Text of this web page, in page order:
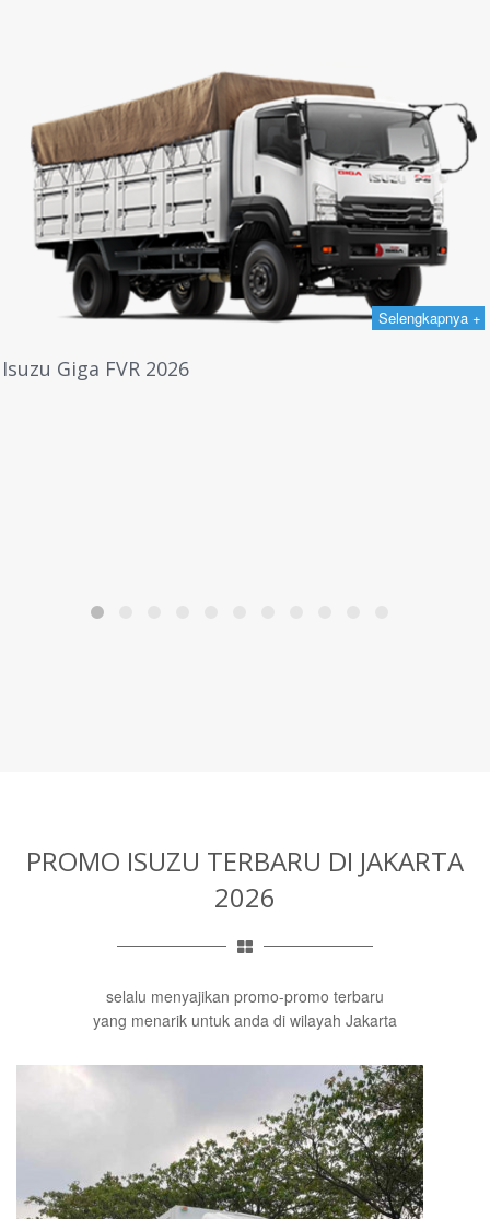
Selengkapnya +
Isuzu Elf Microbus
PROMO ISUZU TERBARU DI JAKARTA
2026
selalu menyajikan promo-promo terbaru
yang menarik untuk anda di wilayah Jakarta